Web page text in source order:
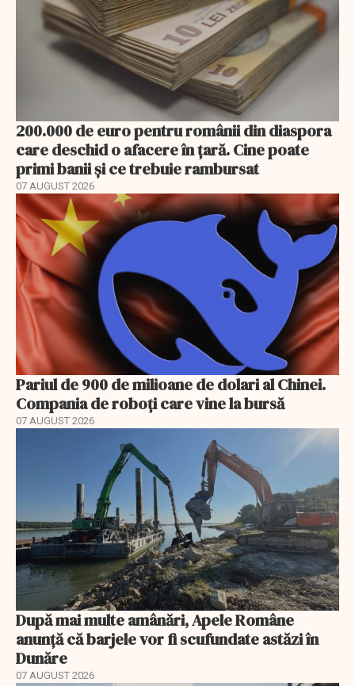
200.000 de euro pentru românii din diaspora
care deschid o afacere în țară. Cine poate
primi banii și ce trebuie rambursat
07 AUGUST 2026
Pariul de 900 de milioane de dolari al Chinei.
Compania de roboți care vine la bursă
07 AUGUST 2026
După mai multe amânări, Apele Române
anunță că barjele vor fi scufundate astăzi în
Dunăre
07 AUGUST 2026